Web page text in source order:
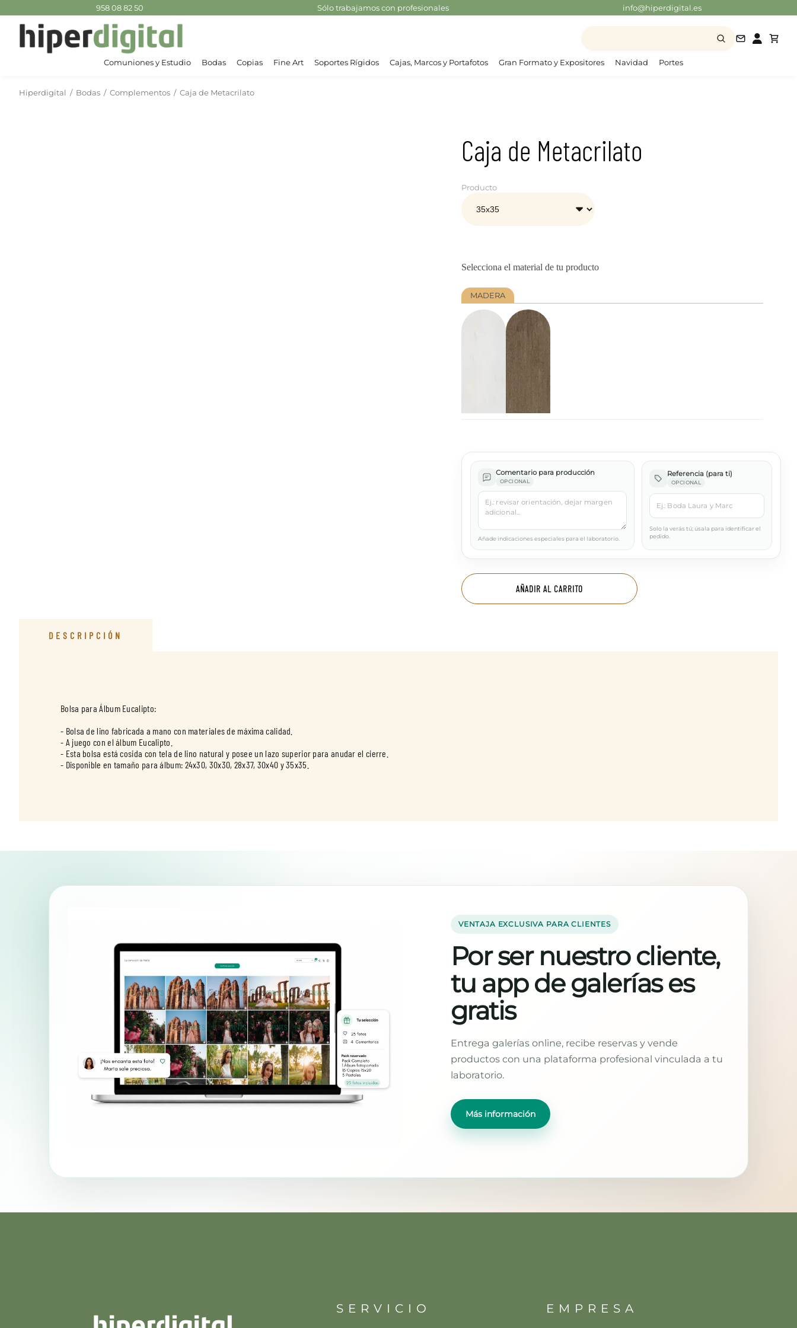
958 08 82 50 Sólo trabajamos con profesionales info@hiperdigital.es
Comuniones y Estudio Bodas Copias Fine Art Soportes Rígidos Cajas, Marcos y Portafotos Gran Formato y Expositores Navidad Portes
Hiperdigital / Bodas / Complementos / Caja de Metacrilato
Caja de Metacrilato
Producto
Selecciona el material de tu producto
MADERA
Comentario para producción
OPCIONAL
Añade indicaciones especiales para el laboratorio.
Referencia (para ti)
OPCIONAL
Solo la verás tú; úsala para identificar el
pedido.
AÑADIR AL CARRITO
DESCRIPCIÓN
Bolsa para Álbum Eucalipto:
- Bolsa de lino fabricada a mano con materiales de máxima calidad.
- A juego con el álbum Eucalipto.
- Esta bolsa está cosida con tela de lino natural y posee un lazo superior para anudar el cierre.
- Disponible en tamaño para álbum: 24x30, 30x30, 28x37, 30x40 y 35x35.
VENTAJA EXCLUSIVA PARA CLIENTES
Por ser nuestro cliente,
tu app de galerías es
gratis
Entrega galerías online, recibe reservas y vende
productos con una plataforma profesional vinculada a tu
laboratorio.
Más información
SERVICIO EMPRESA